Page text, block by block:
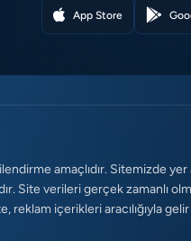
App Store
amaçlıdır. Sitemizde yer
Site verileri gerçek zamanlı
reklam içerikleri aracılığıyla